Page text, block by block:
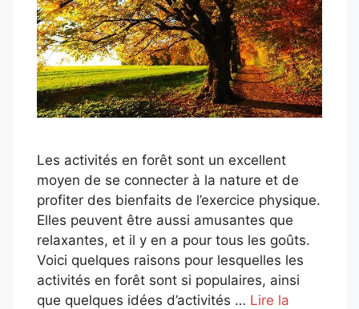
Les activités en forêt sont un excellent
moyen de se connecter à la nature et de
profiter des bienfaits de l’exercice physique.
Elles peuvent être aussi amusantes que
relaxantes, et il y en a pour tous les goûts.
Voici quelques raisons pour lesquelles les
activités en forêt sont si populaires, ainsi
que quelques idées d’activités … Lire la